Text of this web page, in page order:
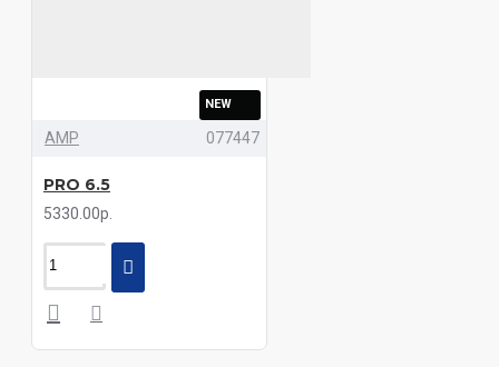
NEW
AMP 077447
PRO 6.5
5330.00р.